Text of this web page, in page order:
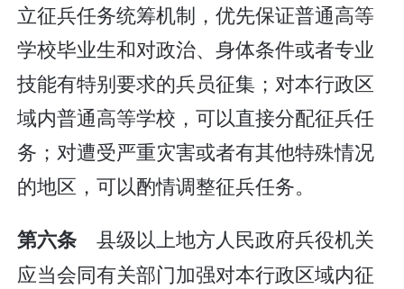
立征兵任务统筹机制，优先保证普通高等
学校毕业生和对政治、身体条件或者专业
技能有特别要求的兵员征集；对本行政区
域内普通高等学校，可以直接分配征兵任
务；对遭受严重灾害或者有其他特殊情况
的地区，可以酌情调整征兵任务。
第六条 县级以上地方人民政府兵役机关
应当会同有关部门加强对本行政区域内征